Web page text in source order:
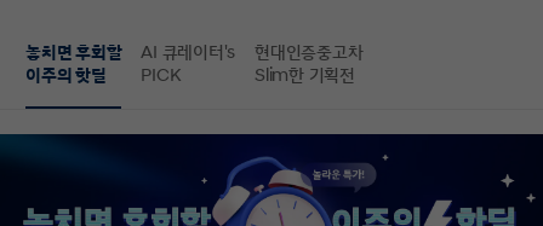
상태가 더 좋아서 만족도가 높았습니다.
중고차지만 관리가 잘 된 차량이라는
느낌이 확실히 들었습니다. 무엇보다
좋았던 건 ‘중고차인데도 걱정이 거의
없었다’는 점입니다. 차를 잘 모르는 사람
입장에서는 어디를 봐야 할지부터
막막한데, 그런 부담이 많이 줄었습니다.
도착해 기분 좋게 차를
완벽한 경험이었습니
고민하는 사람 있으면
놓치면 후회할
이주의 핫딜
AI 큐레이터's
PICK
현대인증중고차
Slim한 기획전